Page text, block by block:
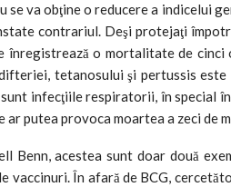
se va obţine o reducere a indicelui
contrariul. Deşi protejaţi
înregistrează o mortalitate de cinci
tetanosului şi pertussis
sunt infecţiile respiratorii, în special
putea provoca moartea a zeci de
Benn, acestea sunt doar două
vaccinuri. În afară de BCG,